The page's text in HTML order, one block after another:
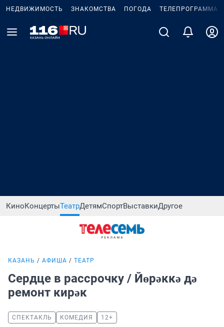
НЕДВИЖИМОСТЬ ЗНАКОМСТВА ПОГОДА ТЕЛЕПРОГРАММА
КиноКонцертыТеатрДетямСпортВыставкиДругое
КАЗАНЬ АФИША ТЕАТР
Сердце в рассрочку / Йөрәккә дә
ремонт кирәк
СПЕКТАКЛЬ КОМЕДИЯ 12+